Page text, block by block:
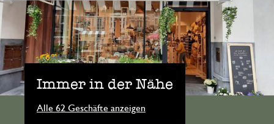
Immer in der Nähe
Alle 62 Geschäfte anzeigen